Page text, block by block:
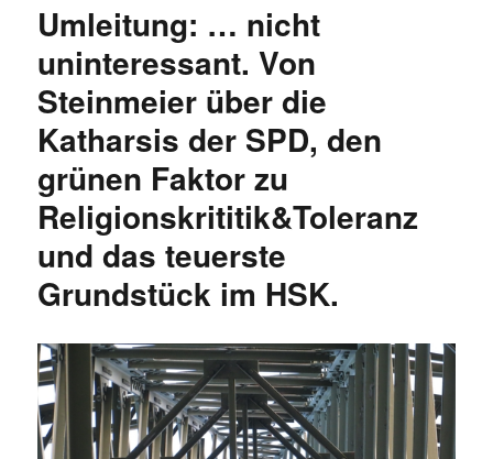
Umleitung: … nicht
uninteressant. Von
Steinmeier über die
Katharsis der SPD, den
grünen Faktor zu
Religionskrititik&Toleranz
und das teuerste
Grundstück im HSK.